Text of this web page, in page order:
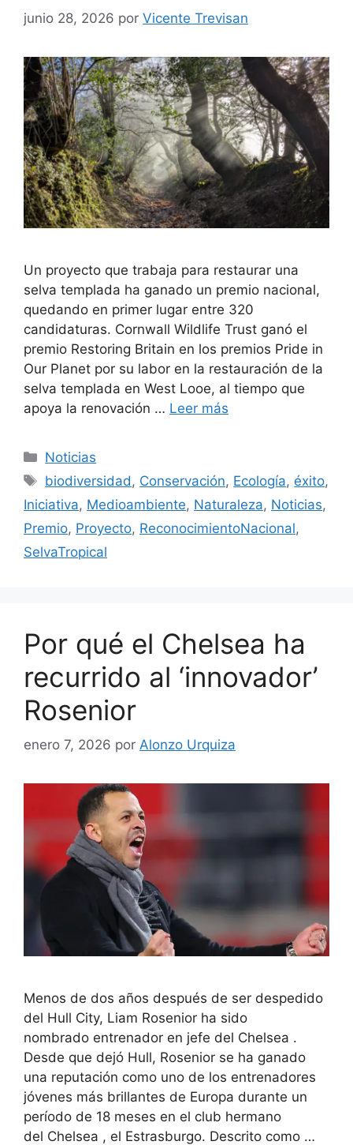
junio 28, 2026 por Vicente Trevisan
Un proyecto que trabaja para restaurar una
selva templada ha ganado un premio nacional,
quedando en primer lugar entre 320
candidaturas. Cornwall Wildlife Trust ganó el
premio Restoring Britain en los premios Pride in
Our Planet por su labor en la restauración de la
selva templada en West Looe, al tiempo que
apoya la renovación … Leer más
Categorías
Noticias
Etiquetas
biodiversidad , Conservación, Ecología, éxito,
Iniciativa, Medioambiente, Naturaleza, Noticias,
Premio, Proyecto, ReconocimientoNacional,
SelvaTropical
Por qué el Chelsea ha
recurrido al ‘innovador’
Rosenior
enero 7, 2026 por Alonzo Urquiza
Menos de dos años después de ser despedido
del Hull City, Liam Rosenior ha sido
nombrado entrenador en jefe del Chelsea .
Desde que dejó Hull, Rosenior se ha ganado
una reputación como uno de los entrenadores
jóvenes más brillantes de Europa durante un
período de 18 meses en el club hermano
del Chelsea , el Estrasburgo. Descrito como …